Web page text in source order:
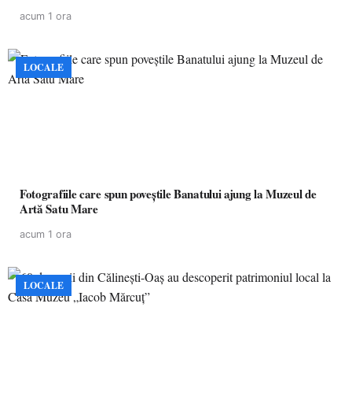
acum 1 ora
LOCALE
Fotografiile care spun poveștile Banatului ajung la Muzeul de
Artă Satu Mare
acum 1 ora
LOCALE